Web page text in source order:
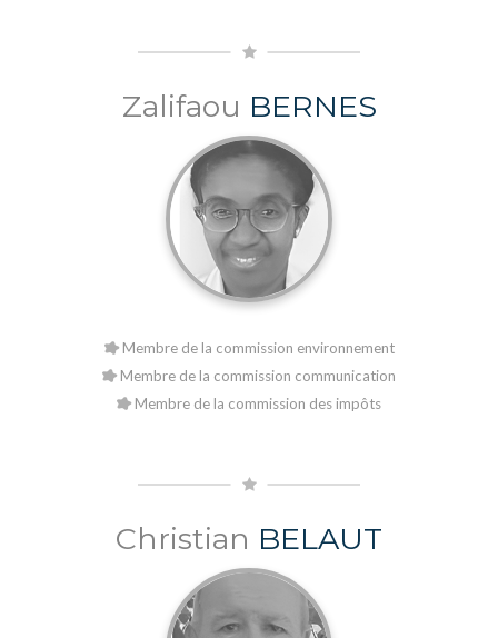
Zalifaou BERNES
Membre de la commission environnement
Membre de la commission communication
Membre de la commission des impôts
Christian BELAUT